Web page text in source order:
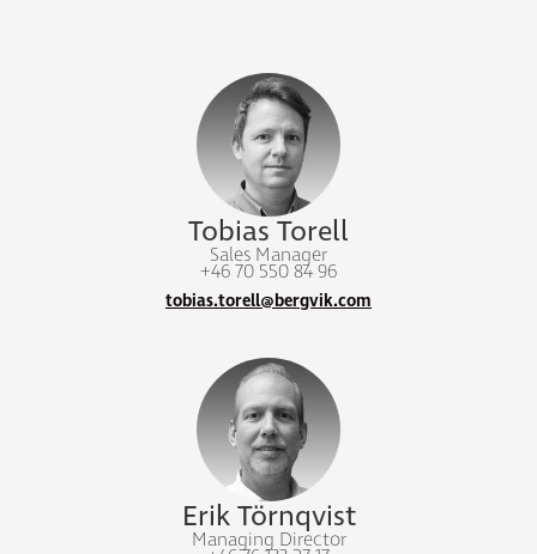
Tobias Torell
Sales Manager
+46 70 550 84 96
tobias.torell@bergvik.com
Erik Törnqvist
Managing Director